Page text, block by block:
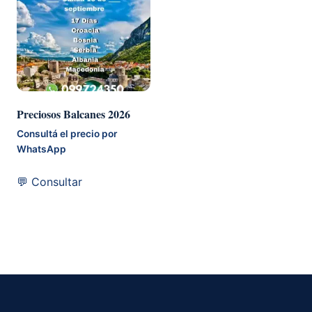
Preciosos Balcanes 2026
Consultá el precio por
WhatsApp
💬 Consultar